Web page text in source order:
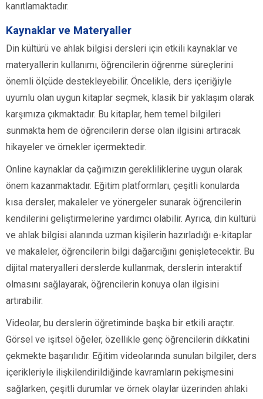
kanıtlamaktadır.
Kaynaklar ve Materyaller
Din kültürü ve ahlak bilgisi dersleri için etkili kaynaklar ve
materyallerin kullanımı, öğrencilerin öğrenme süreçlerini
önemli ölçüde destekleyebilir. Öncelikle, ders içeriğiyle
uyumlu olan uygun kitaplar seçmek, klasik bir yaklaşım olarak
karşımıza çıkmaktadır. Bu kitaplar, hem temel bilgileri
sunmakta hem de öğrencilerin derse olan ilgisini artıracak
hikayeler ve örnekler içermektedir.
Online kaynaklar da çağımızın gerekliliklerine uygun olarak
önem kazanmaktadır. Eğitim platformları, çeşitli konularda
kısa dersler, makaleler ve yönergeler sunarak öğrencilerin
kendilerini geliştirmelerine yardımcı olabilir. Ayrıca, din kültürü
ve ahlak bilgisi alanında uzman kişilerin hazırladığı e-kitaplar
ve makaleler, öğrencilerin bilgi dağarcığını genişletecektir. Bu
dijital materyalleri derslerde kullanmak, derslerin interaktif
olmasını sağlayarak, öğrencilerin konuya olan ilgisini
artırabilir.
Videolar, bu derslerin öğretiminde başka bir etkili araçtır.
Görsel ve işitsel öğeler, özellikle genç öğrencilerin dikkatini
çekmekte başarılıdır. Eğitim videolarında sunulan bilgiler, ders
içerikleriyle ilişkilendirildiğinde kavramların pekişmesini
sağlarken, çeşitli durumlar ve örnek olaylar üzerinden ahlaki